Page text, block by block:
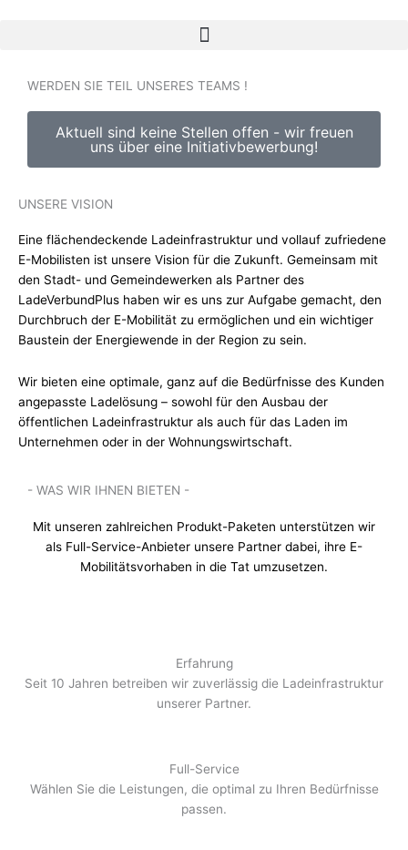
WERDEN SIE TEIL UNSERES TEAMS !
Aktuell sind keine Stellen offen - wir freuen
uns über eine Initiativbewerbung!
UNSERE VISION
Eine flächendeckende Ladeinfrastruktur und vollauf zufriedene
E-Mobilisten ist unsere Vision für die Zukunft. Gemeinsam mit
den Stadt- und Gemeindewerken als Partner des
LadeVerbundPlus haben wir es uns zur Aufgabe gemacht, den
Durchbruch der E-Mobilität zu ermöglichen und ein wichtiger
Baustein der Energiewende in der Region zu sein.
Wir bieten eine optimale, ganz auf die Bedürfnisse des Kunden
angepasste Ladelösung – sowohl für den Ausbau der
öffentlichen Ladeinfrastruktur als auch für das Laden im
Unternehmen oder in der Wohnungswirtschaft.
- WAS WIR IHNEN BIETEN -
Mit unseren zahlreichen Produkt-Paketen unterstützen wir
als Full-Service-Anbieter unsere Partner dabei, ihre E-
Mobilitätsvorhaben in die Tat umzusetzen.
Erfahrung
Seit 10 Jahren betreiben wir zuverlässig die Ladeinfrastruktur
unserer Partner.
Full-Service
Wählen Sie die Leistungen, die optimal zu Ihren Bedürfnisse
passen.